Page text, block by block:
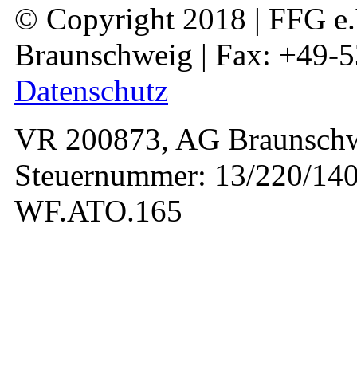
© Copyright 2018 | FFG
Braunschweig | Fax: +49-
Datenschutz
VR 200873, AG
Steuernummer: 13/220/
WF.ATO.165